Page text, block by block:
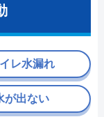
イレ水漏れ
が出ない